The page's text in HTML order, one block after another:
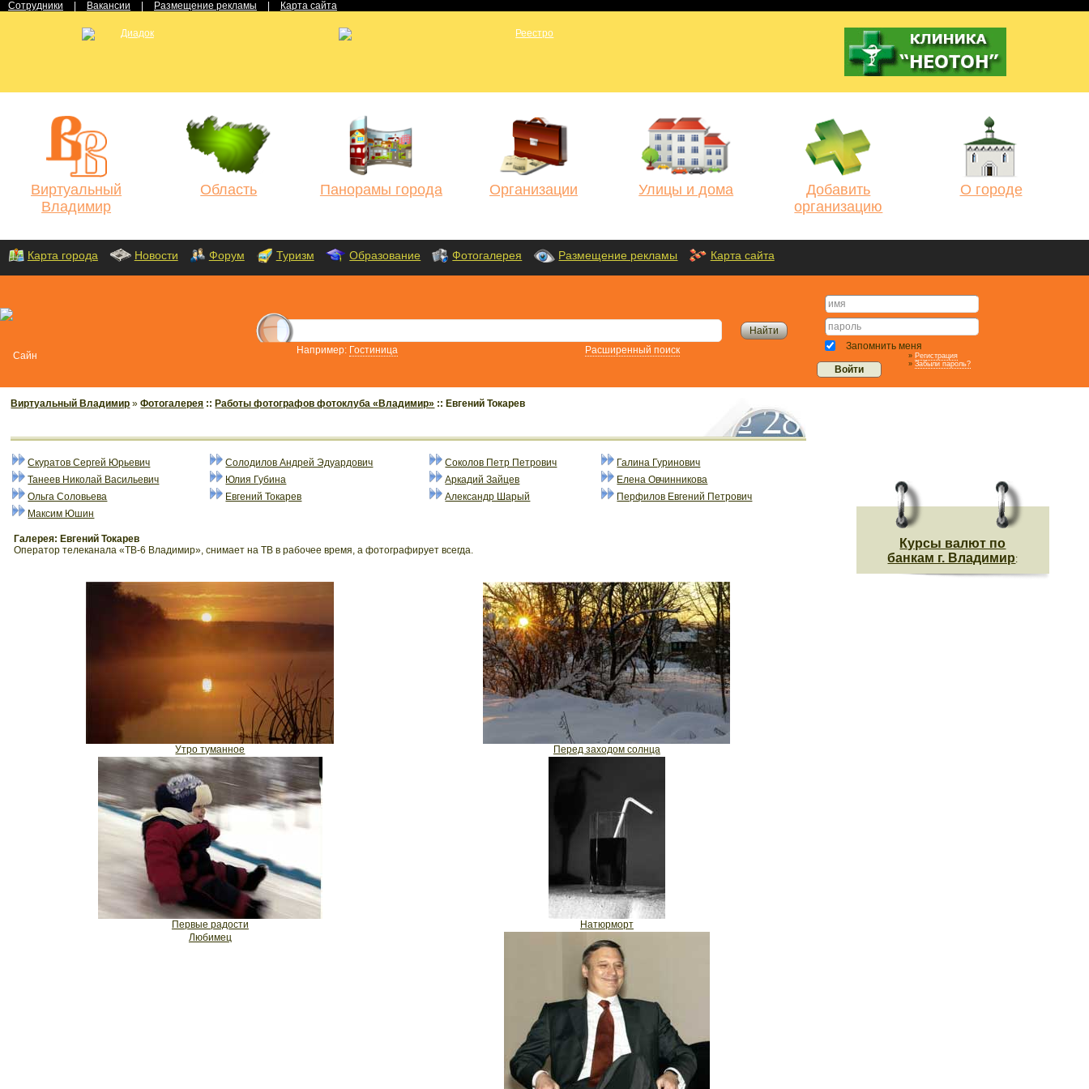
Сотрудники Вакансии Размещение рекламы Карта сайта
Виртуальный
Владимир
Область Панорамы города Организации Улицы и дома
Добавить
организацию
О городе
Карта города Новости Форум Туризм Образование Фотогалерея Размещение рекламы Карта сайта
Например: Гостиница Расширенный поиск Запомнить меня
» Регистрация
» Забыли пароль?
Виртуальный Владимир »Фотогалерея :: Работы фотографов фотоклуба «Владимир» :: Евгений Токарев
Скуратов Сергей Юрьевич Солодилов Андрей Эдуардович Соколов Петр Петрович
Галина Гуринович
Танеев Николай Васильевич
Юлия Губина Аркадий Зайцев
Елена Овчинникова
Ольга Соловьева
Евгений Токарев Александр Шарый
Перфилов Евгений Петрович
Максим Юшин
Галерея: Евгений Токарев
Оператор телеканала «ТВ-6 Владимир», снимает на ТВ в рабочее время, а фотографирует всегда.
Утро туманное Перед заходом солнца
Первые радости
Натюрморт
Любимец
Курсы валют по
банкам г. Владимир: